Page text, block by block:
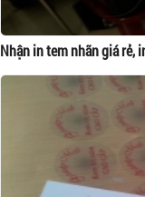
Nhận in tem nhãn giá rẻ,